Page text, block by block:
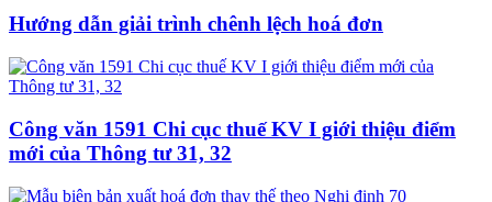
Hướng dẫn giải trình chênh lệch hoá đơn
Công văn 1591 Chi cục thuế KV I giới thiệu điểm
mới của Thông tư 31, 32